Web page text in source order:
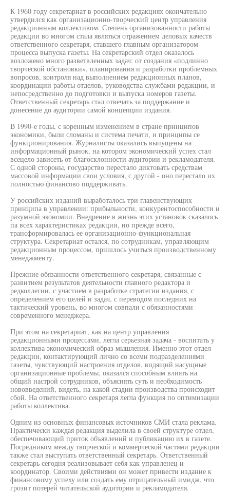
К 1960 году секретариат в российских редакциях окончательно
утвердился как организационно-творческий центр управления
редакционным коллективом. Степень организованности работы
редакции во многом стала являться отражением деловых качеств
ответственного секретаря, ставшего главным организатором
процесса выпуска газеты. На секретарский отдел оказалось
возложено много разветвленных задач: от создания «подлинно
творческой обстановки», планирования и разработки проблемных
вопросов, контроля над выполнением редакционных планов,
координации работы отделов, руководства службами редакции, и
непосредственно до подготовки и выпуска номеров газеты.
Ответственный секретарь стал отвечать за поддержание и
донесение до аудитории самой концепции издания.
В 1990-е годы, с коренным изменением в стране принципов
экономики, были сломаны и система печати, и принципы се
функционирования. Журналисты оказались выпущены на
информационный рынок, на котором экономический успех стал
всецело зависеть от благосклонности аудитории и рекламодателя.
С одной стороны, государство перестало диктовать средствам
массовой информации свои условия, с другой - оно перестало их
полностью финансово поддерживать.
У российских изданий выработалось три главенствующих
принципа в управлении: прибыльности, конкурентоспособности и
разумной экономии. Внедрение в жизнь этих установок сказалось
па всех характеристиках редакции, но прежде всего,
трансформировалась ее организационно-функциональная
структура. Секретариат остался, по сотрудникам, управляющим
редакционным процессом, пришлось учиться производственному
менеджменту.
Прежние обязанности ответственного секретаря, связанные с
развитием результатов деятельности главного редактора и
редколлегии, с участием в разработке стратегии издания, с
определением его целей и задач, с переводом последних на
тактический уровень, во многом совпали с обязанностями
современного менеджера.
При этом на секретариат, как на центр управления
редакционными процессами, легла серьезная задача - воспитать у
коллектива экономический образ мышления. Именно этот отдел
редакции, контактирующий лично со всеми подразделениями
газеты, чувствующий настроения отделов, видящий насущные
организационные проблемы, оказался способным влиять на
общий настрой сотрудников, объяснять суть и необходимость
нововведений, видеть, на какой стадии производства происходит
сбой. На ответственного секретаря легла функция по оптимизации
работы коллектива.
Одним из основных финансовых источников СМИ стала реклама.
Практически каждая редакция выделила в своей структуре отдел,
обеспечивающий приток объявлений и публикацию их в газете.
Посредником между творческой и коммерческой частями редакции
также стал выступать ответственный секретарь. Ответственный
секретарь сегодня реализовывает себя как управленец и
координатор. Своими действиями он может привести издание к
финансовому успеху или создать ему отрицательный имидж, что
грозит потерей читательской аудитории и рекламодателя.